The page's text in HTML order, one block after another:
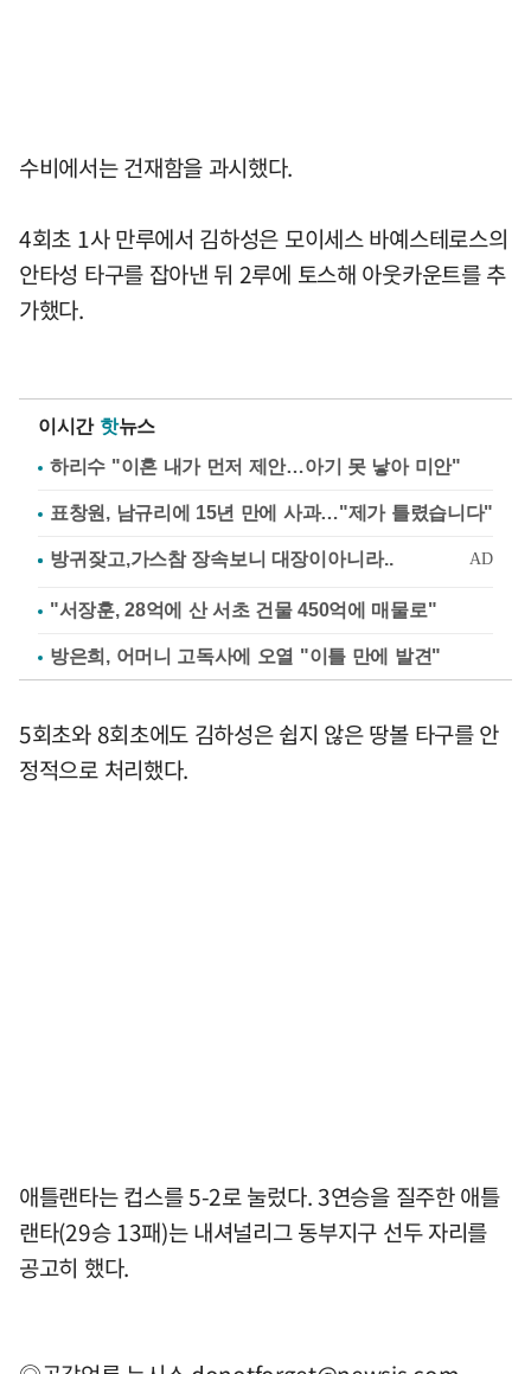
수비에서는 건재함을 과시했다.
4회초 1사 만루에서 김하성은 모이세스 바예스테로스의
안타성 타구를 잡아낸 뒤 2루에 토스해 아웃카운트를 추
가했다.
이시간 핫뉴스
하리수 "이혼 내가 먼저 제안…아기 못 낳아 미안"
표창원, 남규리에 15년 만에 사과…"제가 틀렸습니다"
"서장훈, 28억에 산 서초 건물 450억에 매물로"
방은희, 어머니 고독사에 오열 "이틀 만에 발견"
5회초와 8회초에도 김하성은 쉽지 않은 땅볼 타구를 안
정적으로 처리했다.
애틀랜타는 컵스를 5-2로 눌렀다. 3연승을 질주한 애틀
랜타(29승 13패)는 내셔널리그 동부지구 선두 자리를
공고히 했다.